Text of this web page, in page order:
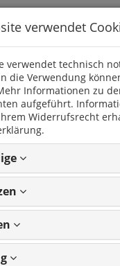
2013)
von 14
ändern
verwendet
verwendet technisch
die Verwendung
Informationen zu
aufgeführt.
Widerrufsrecht